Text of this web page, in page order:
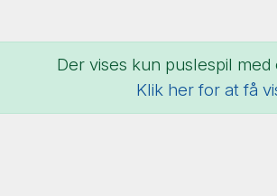
Der vises kun puslespil
Klik her for at få